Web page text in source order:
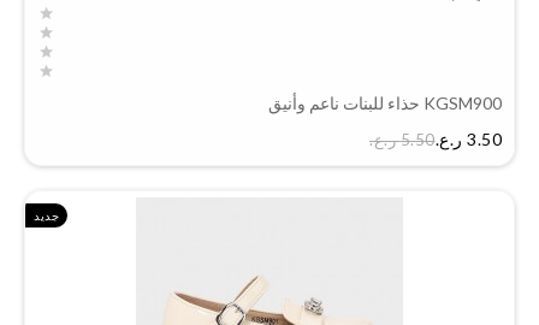
KGSM900 حذاء للبنات ناعم وأنيق
3.50 ر.ع.‏
5.50 ر.ع.‏
جديد